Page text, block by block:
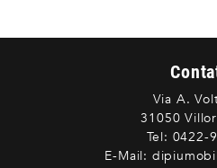
Via A.
31050
Tel: 0422-
E-Mail: